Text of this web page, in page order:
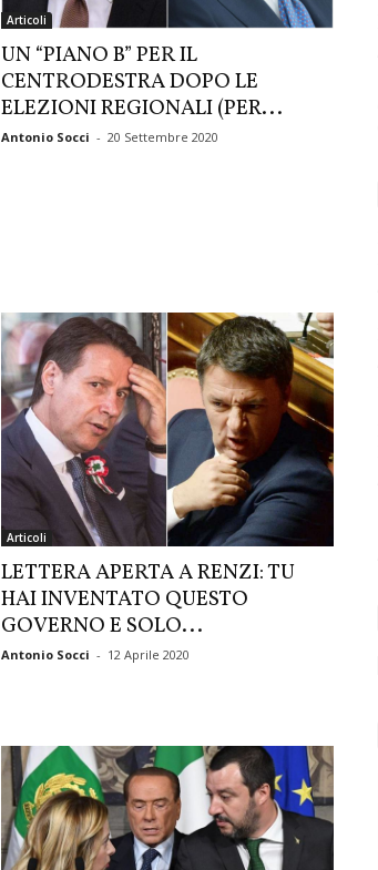
Articoli
UN “PIANO B” PER IL
CENTRODESTRA DOPO LE
ELEZIONI REGIONALI (PER...
Antonio Socci - 20 Settembre 2020
Articoli
LETTERA APERTA A RENZI: TU
HAI INVENTATO QUESTO
GOVERNO E SOLO...
Antonio Socci - 12 Aprile 2020